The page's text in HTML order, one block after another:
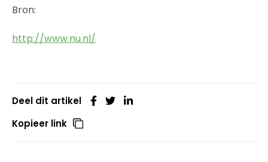
Bron:
http://www.nu.nl/
Deel dit artikel
Kopieer link